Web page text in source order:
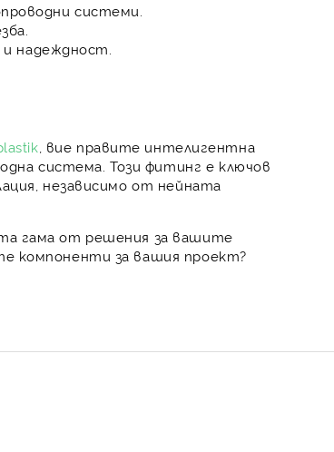
системи.
и надеждност.
, вие правите интелигентна
система. Този фитинг е ключов
независимо от нейната
гама от решения за вашите
компоненти за вашия проект?